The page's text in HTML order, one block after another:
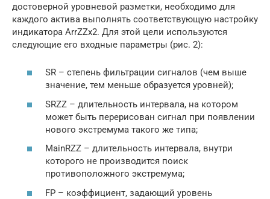
достоверной уровневой разметки, необходимо для
каждого актива выполнять соответствующую настройку
индикатора ArrZZx2. Для этой цели используются
следующие его входные параметры (рис. 2):
SR – степень фильтрации сигналов (чем выше
значение, тем меньше образуется уровней);
SRZZ – длительность интервала, на котором
может быть перерисован сигнал при появлении
нового экстремума такого же типа;
MainRZZ – длительность интервала, внутри
которого не производится поиск
противоположного экстремума;
FP – коэффициент, задающий уровень